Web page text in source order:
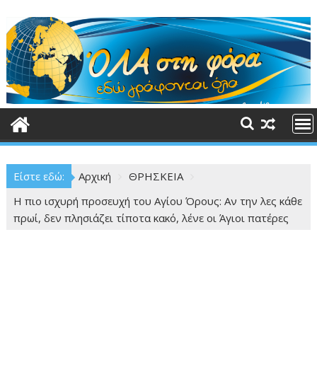
στο
περιεχόμενο
Είστε εδώ: Αρχική
ΘΡΗΣΚΕΙΑ
Η πιο ισχυρή προσευχή του Αγίου Όρους: Αν την λες κάθε
πρωί, δεν πλησιάζει τίποτα κακό, λένε οι Άγιοι πατέρες